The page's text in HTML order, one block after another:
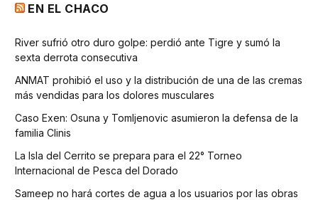
EN EL CHACO
River sufrió otro duro golpe: perdió ante Tigre y sumó la
sexta derrota consecutiva
ANMAT prohibió el uso y la distribución de una de las cremas
más vendidas para los dolores musculares
Caso Exen: Osuna y Tomljenovic asumieron la defensa de la
familia Clinis
La Isla del Cerrito se prepara para el 22° Torneo
Internacional de Pesca del Dorado
Sameep no hará cortes de agua a los usuarios por las obras